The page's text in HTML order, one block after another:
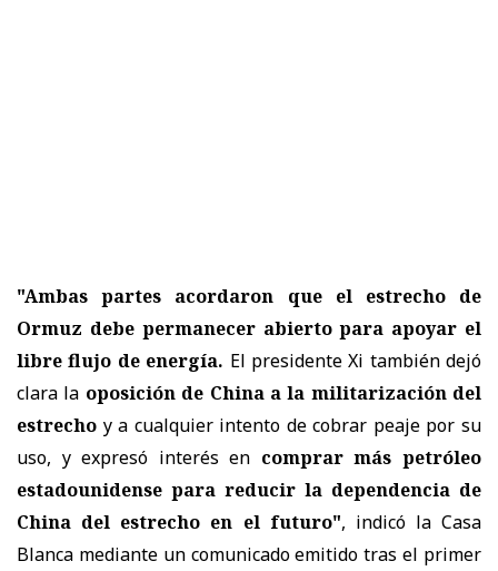
"Ambas partes acordaron que el estrecho de
Ormuz debe permanecer abierto para apoyar el
libre flujo de energía. El presidente Xi también dejó
clara la oposición de China a la militarización del
estrecho y a cualquier intento de cobrar peaje por su
uso, y expresó interés en comprar más petróleo
estadounidense para reducir la dependencia de
China del estrecho en el futuro", indicó la Casa
Blanca mediante un comunicado emitido tras el primer